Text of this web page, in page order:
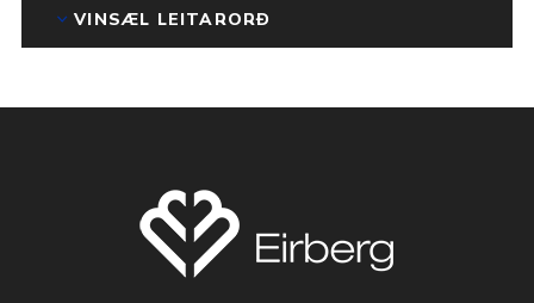
VINSÆL LEITARORÐ